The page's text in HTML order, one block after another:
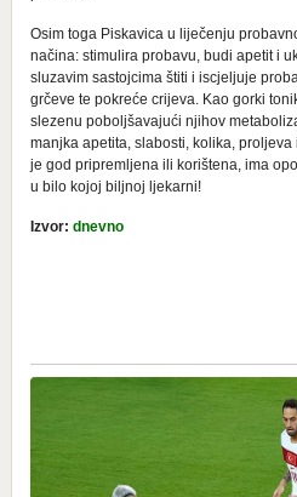
Osim toga Piskavica u liječenju
načina: stimulira probavu, budi apetit i
sluzavim sastojcima štiti i iscjeljuje
grčeve te pokreće crijeva. Kao gorki
slezenu poboljšavajući njihov
manjka apetita, slabosti, kolika,
je god pripremljena ili korištena, ima
u bilo kojoj biljnoj ljekarni!
Izvor: dnevno